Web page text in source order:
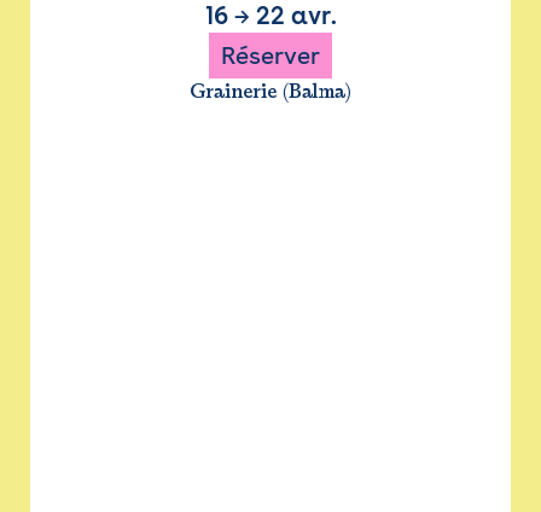
16→ 22 avr.
Réserver
Grainerie (Balma)